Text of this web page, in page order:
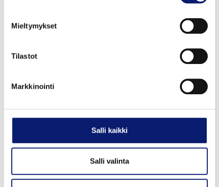
Mieltymykset
Tilastot
Markkinointi
Salli kaikki
Salli valinta
Uusi auto
2027 Vantaa
49 000 € alk. 532 €/kk